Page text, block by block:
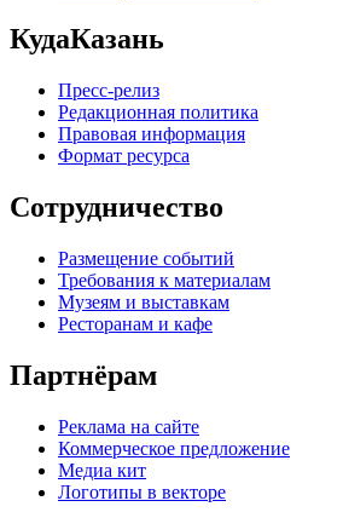
КудаКазань
Пресс-релиз
Редакционная политика
Правовая информация
Формат ресурса
Сотрудничество
Размещение событий
Требования к материалам
Музеям и выставкам
Ресторанам и кафе
Партнёрам
Реклама на сайте
Коммерческое предложение
Медиа кит
Логотипы в векторе